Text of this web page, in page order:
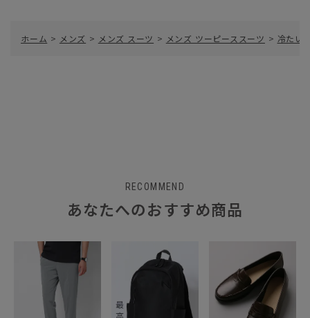
ホーム > メンズ > メンズ スーツ > メンズ ツーピーススーツ > 冷たい
RECOMMEND
あなたへのおすすめ商品